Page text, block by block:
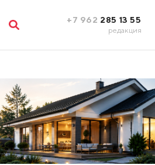
+7 962 285 13 55
редакция